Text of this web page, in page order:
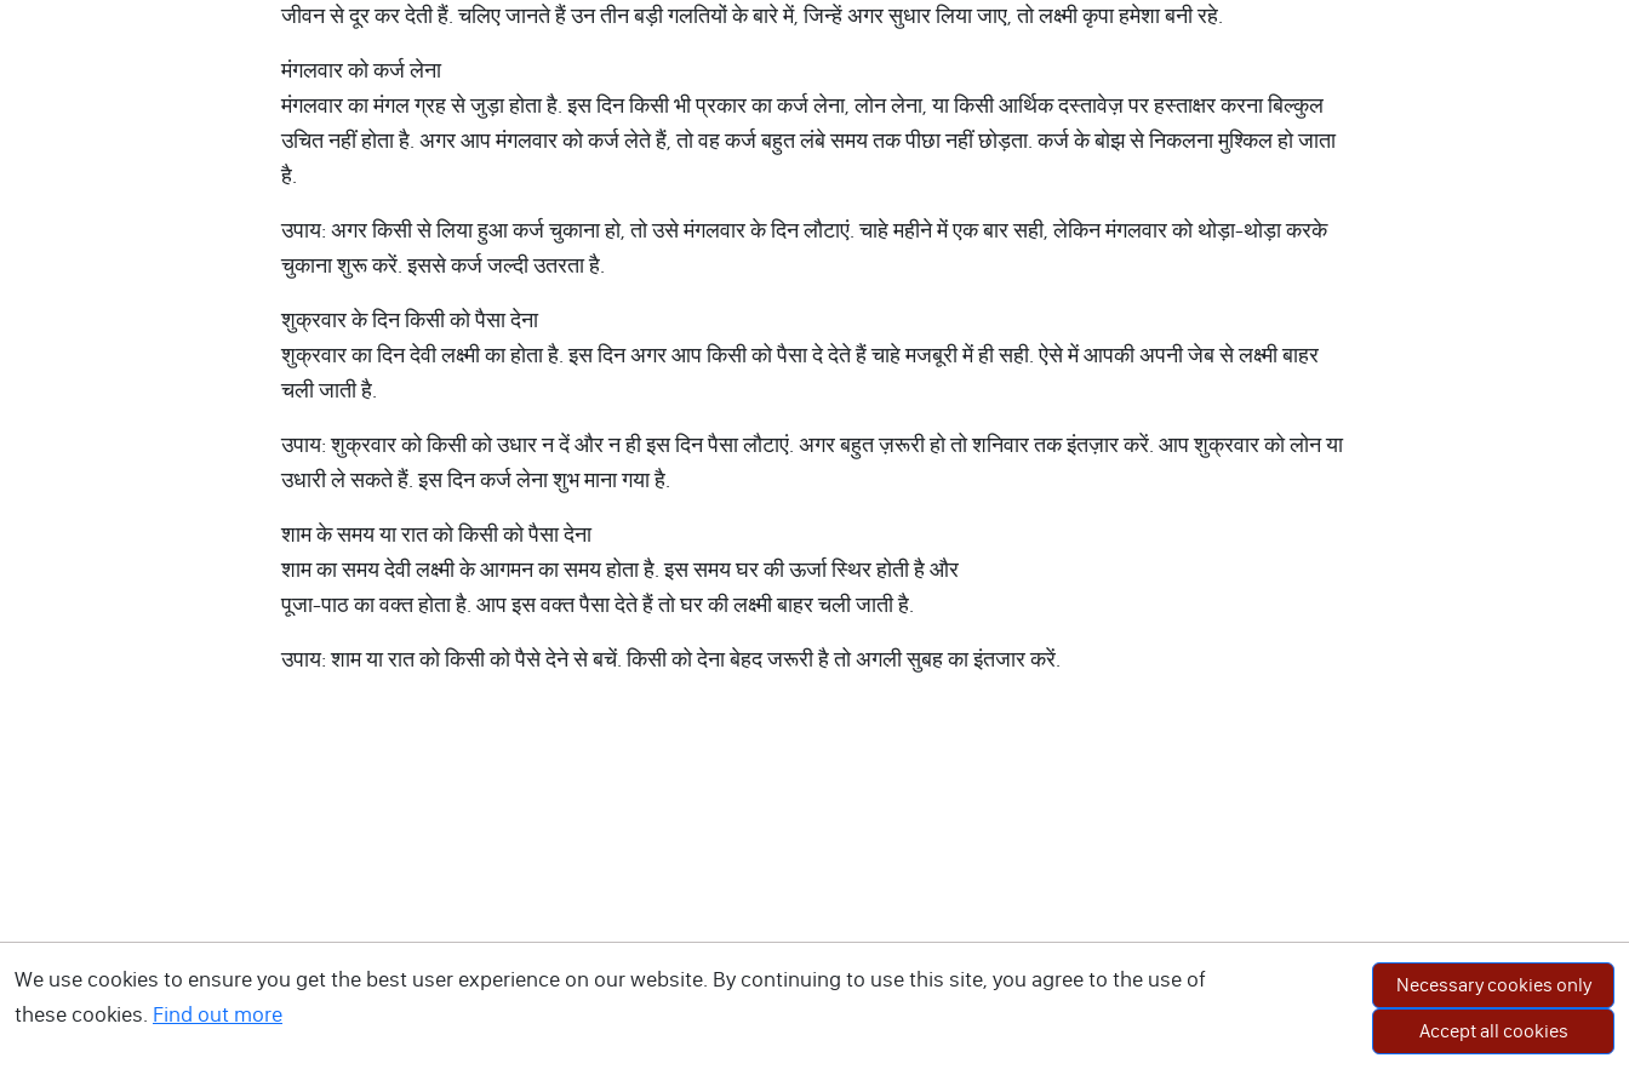
जीवन से दूर कर देती हैं. चलिए जानते हैं उन तीन बड़ी गलतियों के बारे में, जिन्हें अगर सुधार लिया जाए, तो लक्ष्मी कृपा हमेशा बनी रहे.
मंगलवार को कर्ज लेना
मंगलवार का मंगल ग्रह से जुड़ा होता है. इस दिन किसी भी प्रकार का कर्ज लेना, लोन लेना, या किसी आर्थिक दस्तावेज़ पर हस्ताक्षर करना बिल्कुल
उचित नहीं होता है. अगर आप मंगलवार को कर्ज लेते हैं, तो वह कर्ज बहुत लंबे समय तक पीछा नहीं छोड़ता. कर्ज के बोझ से निकलना मुश्किल हो जाता
है.
उपाय: अगर किसी से लिया हुआ कर्ज चुकाना हो, तो उसे मंगलवार के दिन लौटाएं. चाहे महीने में एक बार सही, लेकिन मंगलवार को थोड़ा-थोड़ा करके
चुकाना शुरू करें. इससे कर्ज जल्दी उतरता है.
शुक्रवार के दिन किसी को पैसा देना
शुक्रवार का दिन देवी लक्ष्मी का होता है. इस दिन अगर आप किसी को पैसा दे देते हैं चाहे मजबूरी में ही सही. ऐसे में आपकी अपनी जेब से लक्ष्मी बाहर
चली जाती है.
उपाय: शुक्रवार को किसी को उधार न दें और न ही इस दिन पैसा लौटाएं. अगर बहुत ज़रूरी हो तो शनिवार तक इंतज़ार करें. आप शुक्रवार को लोन या
उधारी ले सकते हैं. इस दिन कर्ज लेना शुभ माना गया है.
शाम के समय या रात को किसी को पैसा देना
शाम का समय देवी लक्ष्मी के आगमन का समय होता है. इस समय घर की ऊर्जा स्थिर होती है और
पूजा-पाठ का वक्त होता है. आप इस वक्त पैसा देते हैं तो घर की लक्ष्मी बाहर चली जाती है.
उपाय: शाम या रात को किसी को पैसे देने से बचें. किसी को देना बेहद जरूरी है तो अगली सुबह का इंतजार करें.
We use cookies to ensure you get the best user experience on our website. By continuing to use this site, you agree to the use of
these cookies. Find out more
Necessary cookies only
Accept all cookies